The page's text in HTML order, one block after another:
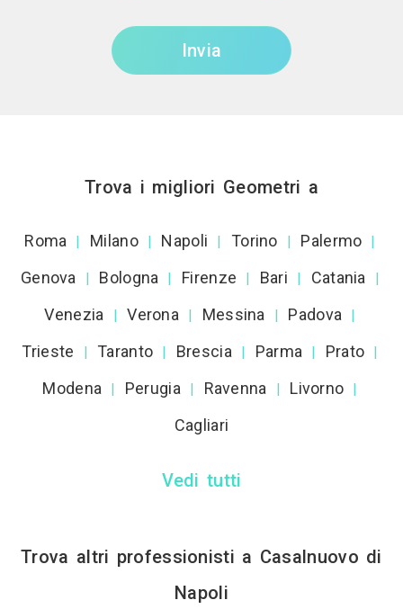
Invia
Trova i migliori Geometri a
Roma | Milano | Napoli | Torino | Palermo |
Genova | Bologna | Firenze | Bari | Catania |
Venezia | Verona | Messina | Padova |
Trieste | Taranto | Brescia | Parma | Prato |
Modena | Perugia | Ravenna | Livorno |
Cagliari
Vedi tutti
Trova altri professionisti a Casalnuovo di
Napoli